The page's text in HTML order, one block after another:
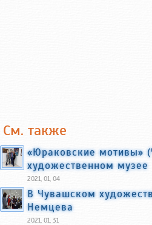
См. также
«Юраковские мотивы»
художественном музее
2021, 01, 04
В Чувашском
Немцева
2021, 01, 31